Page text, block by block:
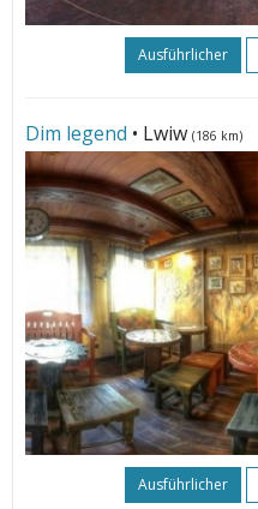
Ausführlicher
Dim legend • Lwiw (186 km)
Ausführlicher